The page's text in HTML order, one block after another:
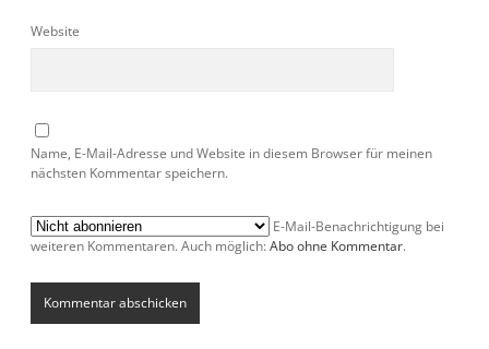
Website
Name, E-Mail-Adresse und Website in diesem Browser für meinen
nächsten Kommentar speichern.
E-Mail-Benachrichtigung bei
weiteren Kommentaren. Auch möglich: Abo ohne Kommentar.